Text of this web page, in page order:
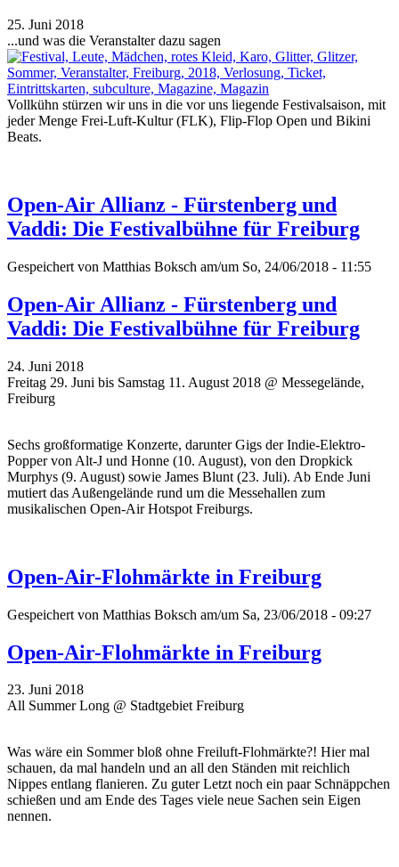
25. Juni 2018
...und was die Veranstalter dazu sagen
Vollkühn stürzen wir uns in die vor uns liegende Festivalsaison, mit
jeder Menge Frei-Luft-Kultur (FLK), Flip-Flop Open und Bikini
Beats.
Open-Air Allianz - Fürstenberg und
Vaddi: Die Festivalbühne für Freiburg
Gespeichert von Matthias Boksch am/um So, 24/06/2018 - 11:55
Open-Air Allianz - Fürstenberg und
Vaddi: Die Festivalbühne für Freiburg
24. Juni 2018
Freitag 29. Juni bis Samstag 11. August 2018 @ Messegelände,
Freiburg
Sechs großformatige Konzerte, darunter Gigs der Indie-Elektro-
Popper von Alt-J und Honne (10. August), von den Dropkick
Murphys (9. August) sowie James Blunt (23. Juli). Ab Ende Juni
mutiert das Außengelände rund um die Messehallen zum
musikalischen Open-Air Hotspot Freiburgs.
Open-Air-Flohmärkte in Freiburg
Gespeichert von Matthias Boksch am/um Sa, 23/06/2018 - 09:27
Open-Air-Flohmärkte in Freiburg
23. Juni 2018
All Summer Long @ Stadtgebiet Freiburg
Was wäre ein Sommer bloß ohne Freiluft-Flohmärkte?! Hier mal
schauen, da mal handeln und an all den Ständen mit reichlich
Nippes entlang flanieren. Zu guter Letzt noch ein paar Schnäppchen
schießen und am Ende des Tages viele neue Sachen sein Eigen
nennen.